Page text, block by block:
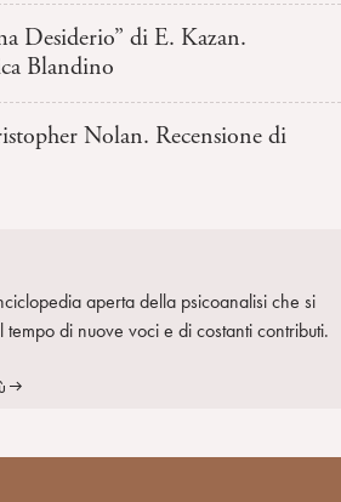
Desiderio” di E. Kazan.
Blandino
Nolan. Recensione di
aperta della psicoanalisi che si
tempo di nuove voci e di costanti contributi.